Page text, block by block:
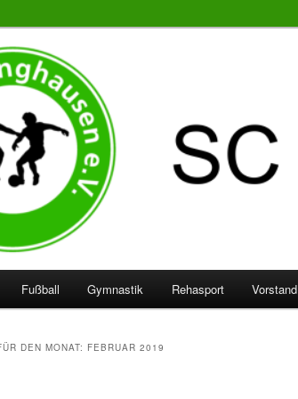
Mettinghausen
Fußball Gymnastik Rehasport Vorstand
DEN MONAT: FEBRUAR 2019